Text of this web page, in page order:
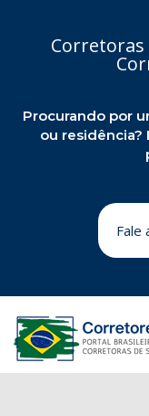
Corretoras
Procurando por
ou residência?
Fale